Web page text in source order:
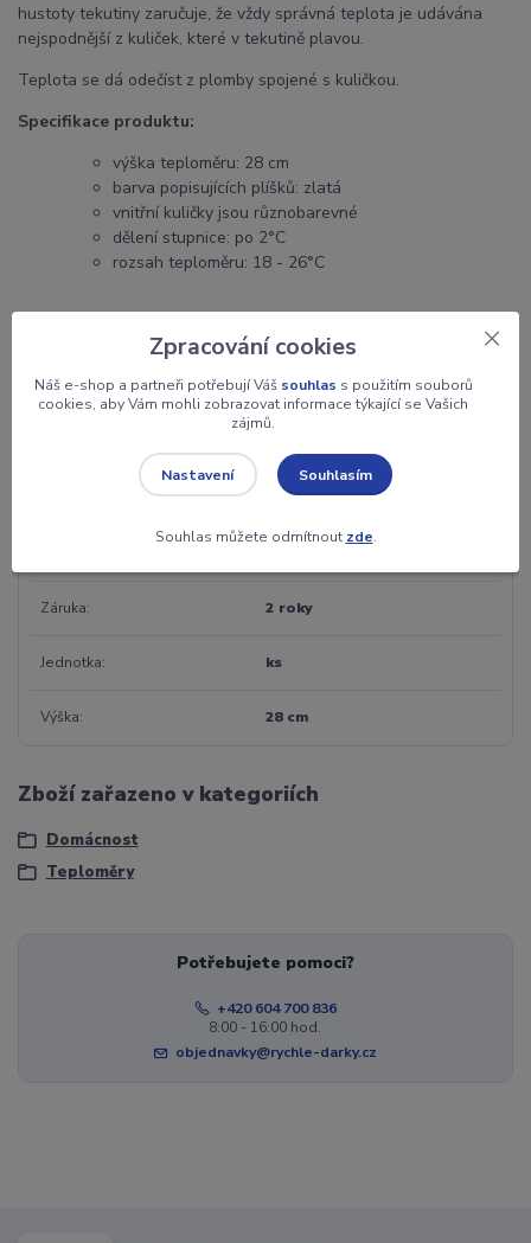
hustoty tekutiny zaručuje, že vždy správná teplota je udávána
nejspodnější z kuliček, které v tekutině plavou.
Teplota se dá odečíst z plomby spojené s kuličkou.
Specifikace produktu:
výška teploměru: 28 cm
barva popisujících plíšků: zlatá
vnitřní kuličky jsou různobarevné
dělení stupnice: po 2°C
rozsah teploměru: 18 - 26°C
Out of the blue KG
Záruka 2 roky
Jednotka ks
Výška 28 cm
Zboží zařazeno v kategoriích
Domácnost
Teploměry
Potřebujete pomoci?
+420 604 700 836
8:00 - 16:00 hod.
objednavky@rychle-darky.cz
Zpracování cookies
Náš e-shop a partneři potřebují Váš souhlas s použitím souborů
cookies, aby Vám mohli zobrazovat informace týkající se Vašich
zájmů.
Nastavení Souhlasím
Souhlas můžete odmítnout zde.